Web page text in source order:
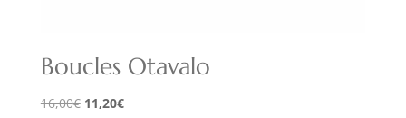
Boucles Otavalo
16,00€ Le
11,20€Le